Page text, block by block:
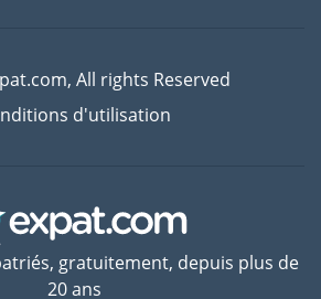
All rights Reserved
d'utilisation
gratuitement, depuis plus de
20 ans